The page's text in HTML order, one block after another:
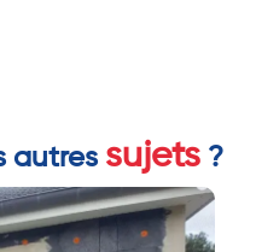
autres sujets ?